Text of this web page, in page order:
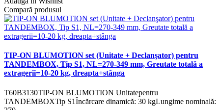
Compară produsul
TIP-ON BLUMOTION set (Unitate + Declanşator) pentru
TANDEMBOX, Tip S1, NL=270-349 mm, Greutate totală a
extragerii=10-20 kg, dreapta+stânga
T60B3130TIP-ON BLUMOTION Unitatepentru
TANDEMBOXTip S1Încărcare dinamică: 30 kgLungime nominală: